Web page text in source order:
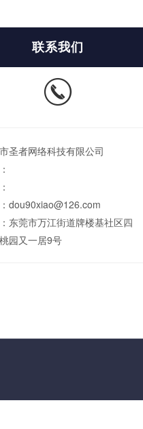
联系我们
圣者网络科技有限公司
dou90xiao@126.com
东莞市万江街道牌楼基社区四
园又一居9号